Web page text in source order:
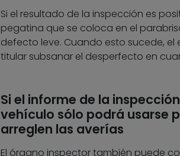
Si el resultado de la inspección es
pegatina que se coloca en el
defecto leve. Cuando esto sucede,
titular subsanar el desperfecto en
Si el informe de la
vehículo sólo podrá usarse
arreglen las averías
El órgano inspector también puede